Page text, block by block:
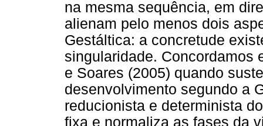
na mesma sequência, em
alienam pelo menos dois
Gestáltica: a concretude
singularidade. Concordamos
e Soares (2005) quando
desenvolvimento segundo a
reducionista e determinista
fixa e normaliza as fases da